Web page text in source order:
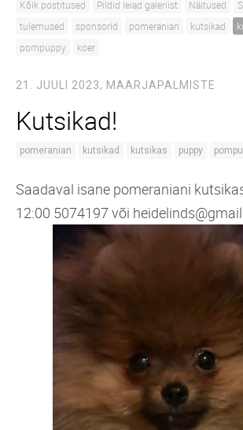
Kõik postitused Pildid leiad galeriist Näitused
tulemused
sponsorid pomeranian kutsikad
pompuppy
koer
21. JUULI 2023, MAARJAPALMISTE
Kutsikad!
pomeranian kutsikad kutsikas puppy
Saadaval isane pomeraniani
12:00 5074197 või